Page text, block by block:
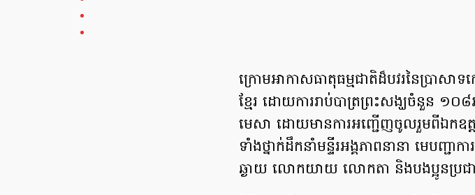
ក្រោមអាកាសធាតុធម្មជាតិដ៏បវរនៃប្រា
ខ្មែរ ដោយការរាប់បាត្រព្រះសង្ឃចំនួន ១០៨
មេសា ដោយ​មានការអញ្ជើញចូលរួមពីឯកឧត្ត
ទាំងថ្នាក់ដឹកនាំមន្ទីរអង្គភាពនានា មេបញ្ជ
ឆ្ងាយ លោកយាយ លោកតា និងបងប្អូនប្រជា